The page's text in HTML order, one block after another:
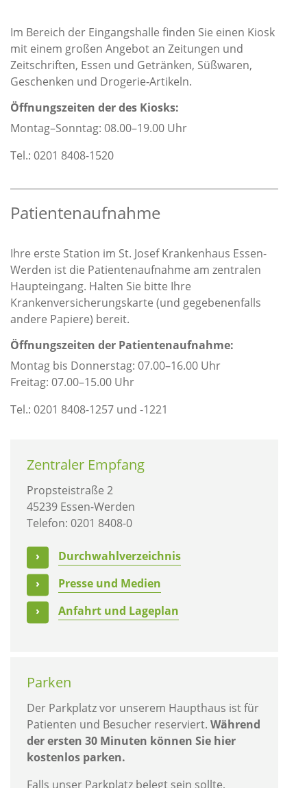
Im Bereich der Eingangshalle finden Sie einen Kiosk
mit einem großen Angebot an Zeitungen und
Zeitschriften, Essen und Getränken, Süßwaren,
Geschenken und Drogerie-Artikeln.
Öffnungszeiten der des Kiosks:
Montag–Sonntag: 08.00–19.00 Uhr
Tel.: 0201 8408-1520
Patientenaufnahme
Ihre erste Station im St. Josef Krankenhaus Essen-
Werden ist die Patientenaufnahme am zentralen
Haupteingang. Halten Sie bitte Ihre
Krankenversicherungskarte (und gegebenenfalls
andere Papiere) bereit.
Öffnungszeiten der Patientenaufnahme:
Montag bis Donnerstag: 07.00–16.00 Uhr
Freitag: 07.00–15.00 Uhr
Tel.: 0201 8408-1257 und -1221
Zentraler Empfang
Propsteistraße 2
45239 Essen-Werden
Telefon: 0201 8408-0
Durchwahlverzeichnis
Presse und Medien
Anfahrt und Lageplan
Parken
Der Parkplatz vor unserem Haupthaus ist für
Patienten und Besucher reserviert. Während
der ersten 30 Minuten können Sie hier
kostenlos parken.
Falls unser Parkplatz belegt sein sollte,